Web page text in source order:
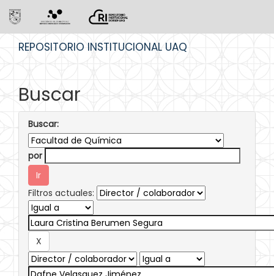
REPOSITORIO INSTITUCIONAL UAQ
Buscar
Buscar:
por
Filtros actuales: